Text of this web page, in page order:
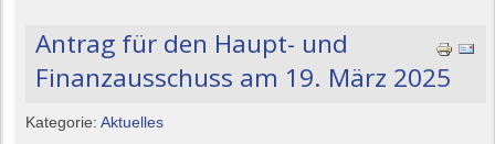
Antrag für den Haupt- und
Finanzausschuss am 19. März 2025
Kategorie:Aktuelles